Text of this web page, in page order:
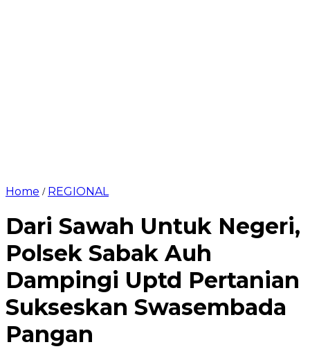
Home / REGIONAL
Dari Sawah Untuk Negeri,
Polsek Sabak Auh
Dampingi Uptd Pertanian
Sukseskan Swasembada
Pangan